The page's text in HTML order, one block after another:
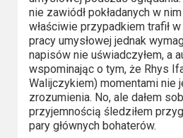
TV
+
Disney+
HBO
Max
nie zawiódł pokładanych w
właściwie przypadkiem trafił
pracy umysłowej jednak
napisów nie uświadczyłem, a
wspominając o tym, że Rhys
Walijczykiem) momentami nie
zrozumienia. No, ale dałem
przyjemnością śledziłem
pary głównych bohaterów.